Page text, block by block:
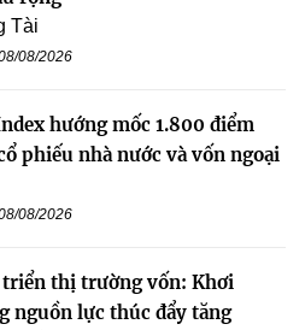
Tài
08/2026
hướng mốc 1.800 điểm
phiếu nhà nước và vốn ngoại
08/2026
triển thị trường vốn: Khơi
nguồn lực thúc đẩy tăng